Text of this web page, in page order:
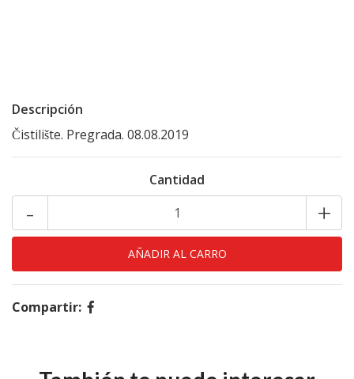
Descripción
Čistilište. Pregrada. 08.08.2019
Cantidad
+
-
Compartir: